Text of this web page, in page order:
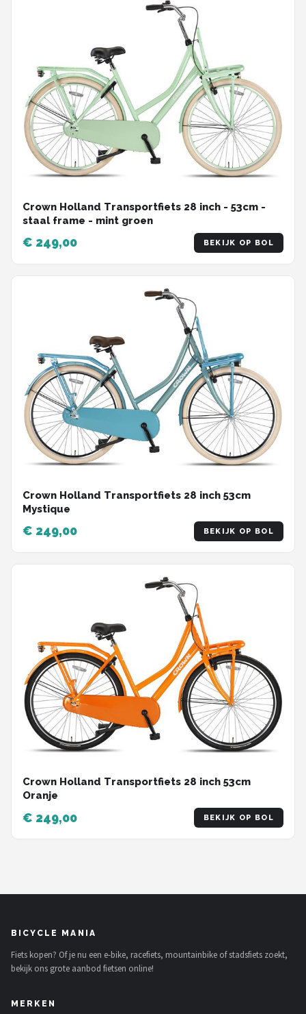
Crown Holland Transportfiets 28 inch - 53cm -
staal frame - mint groen
€ 249,00 BEKIJK OP BOL
Crown Holland Transportfiets 28 inch 53cm
Mystique
€ 249,00 BEKIJK OP BOL
Crown Holland Transportfiets 28 inch 53cm
Oranje
€ 249,00 BEKIJK OP BOL
BICYCLE MANIA
Fiets kopen? Of je nu een e-bike, racefiets, mountainbike of stadsfiets zoekt,
bekijk ons grote aanbod fietsen online!
MERKEN